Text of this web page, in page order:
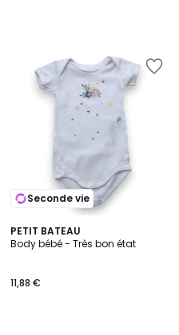
Seconde vie
PETIT BATEAU
Body bébé - Très bon état
11,88 €